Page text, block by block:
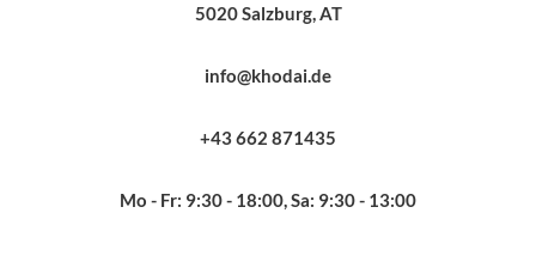
5020 Salzburg, AT
info@khodai.de
+43 662 871435
Mo - Fr: 9:30 - 18:00, Sa: 9:30 - 13:00